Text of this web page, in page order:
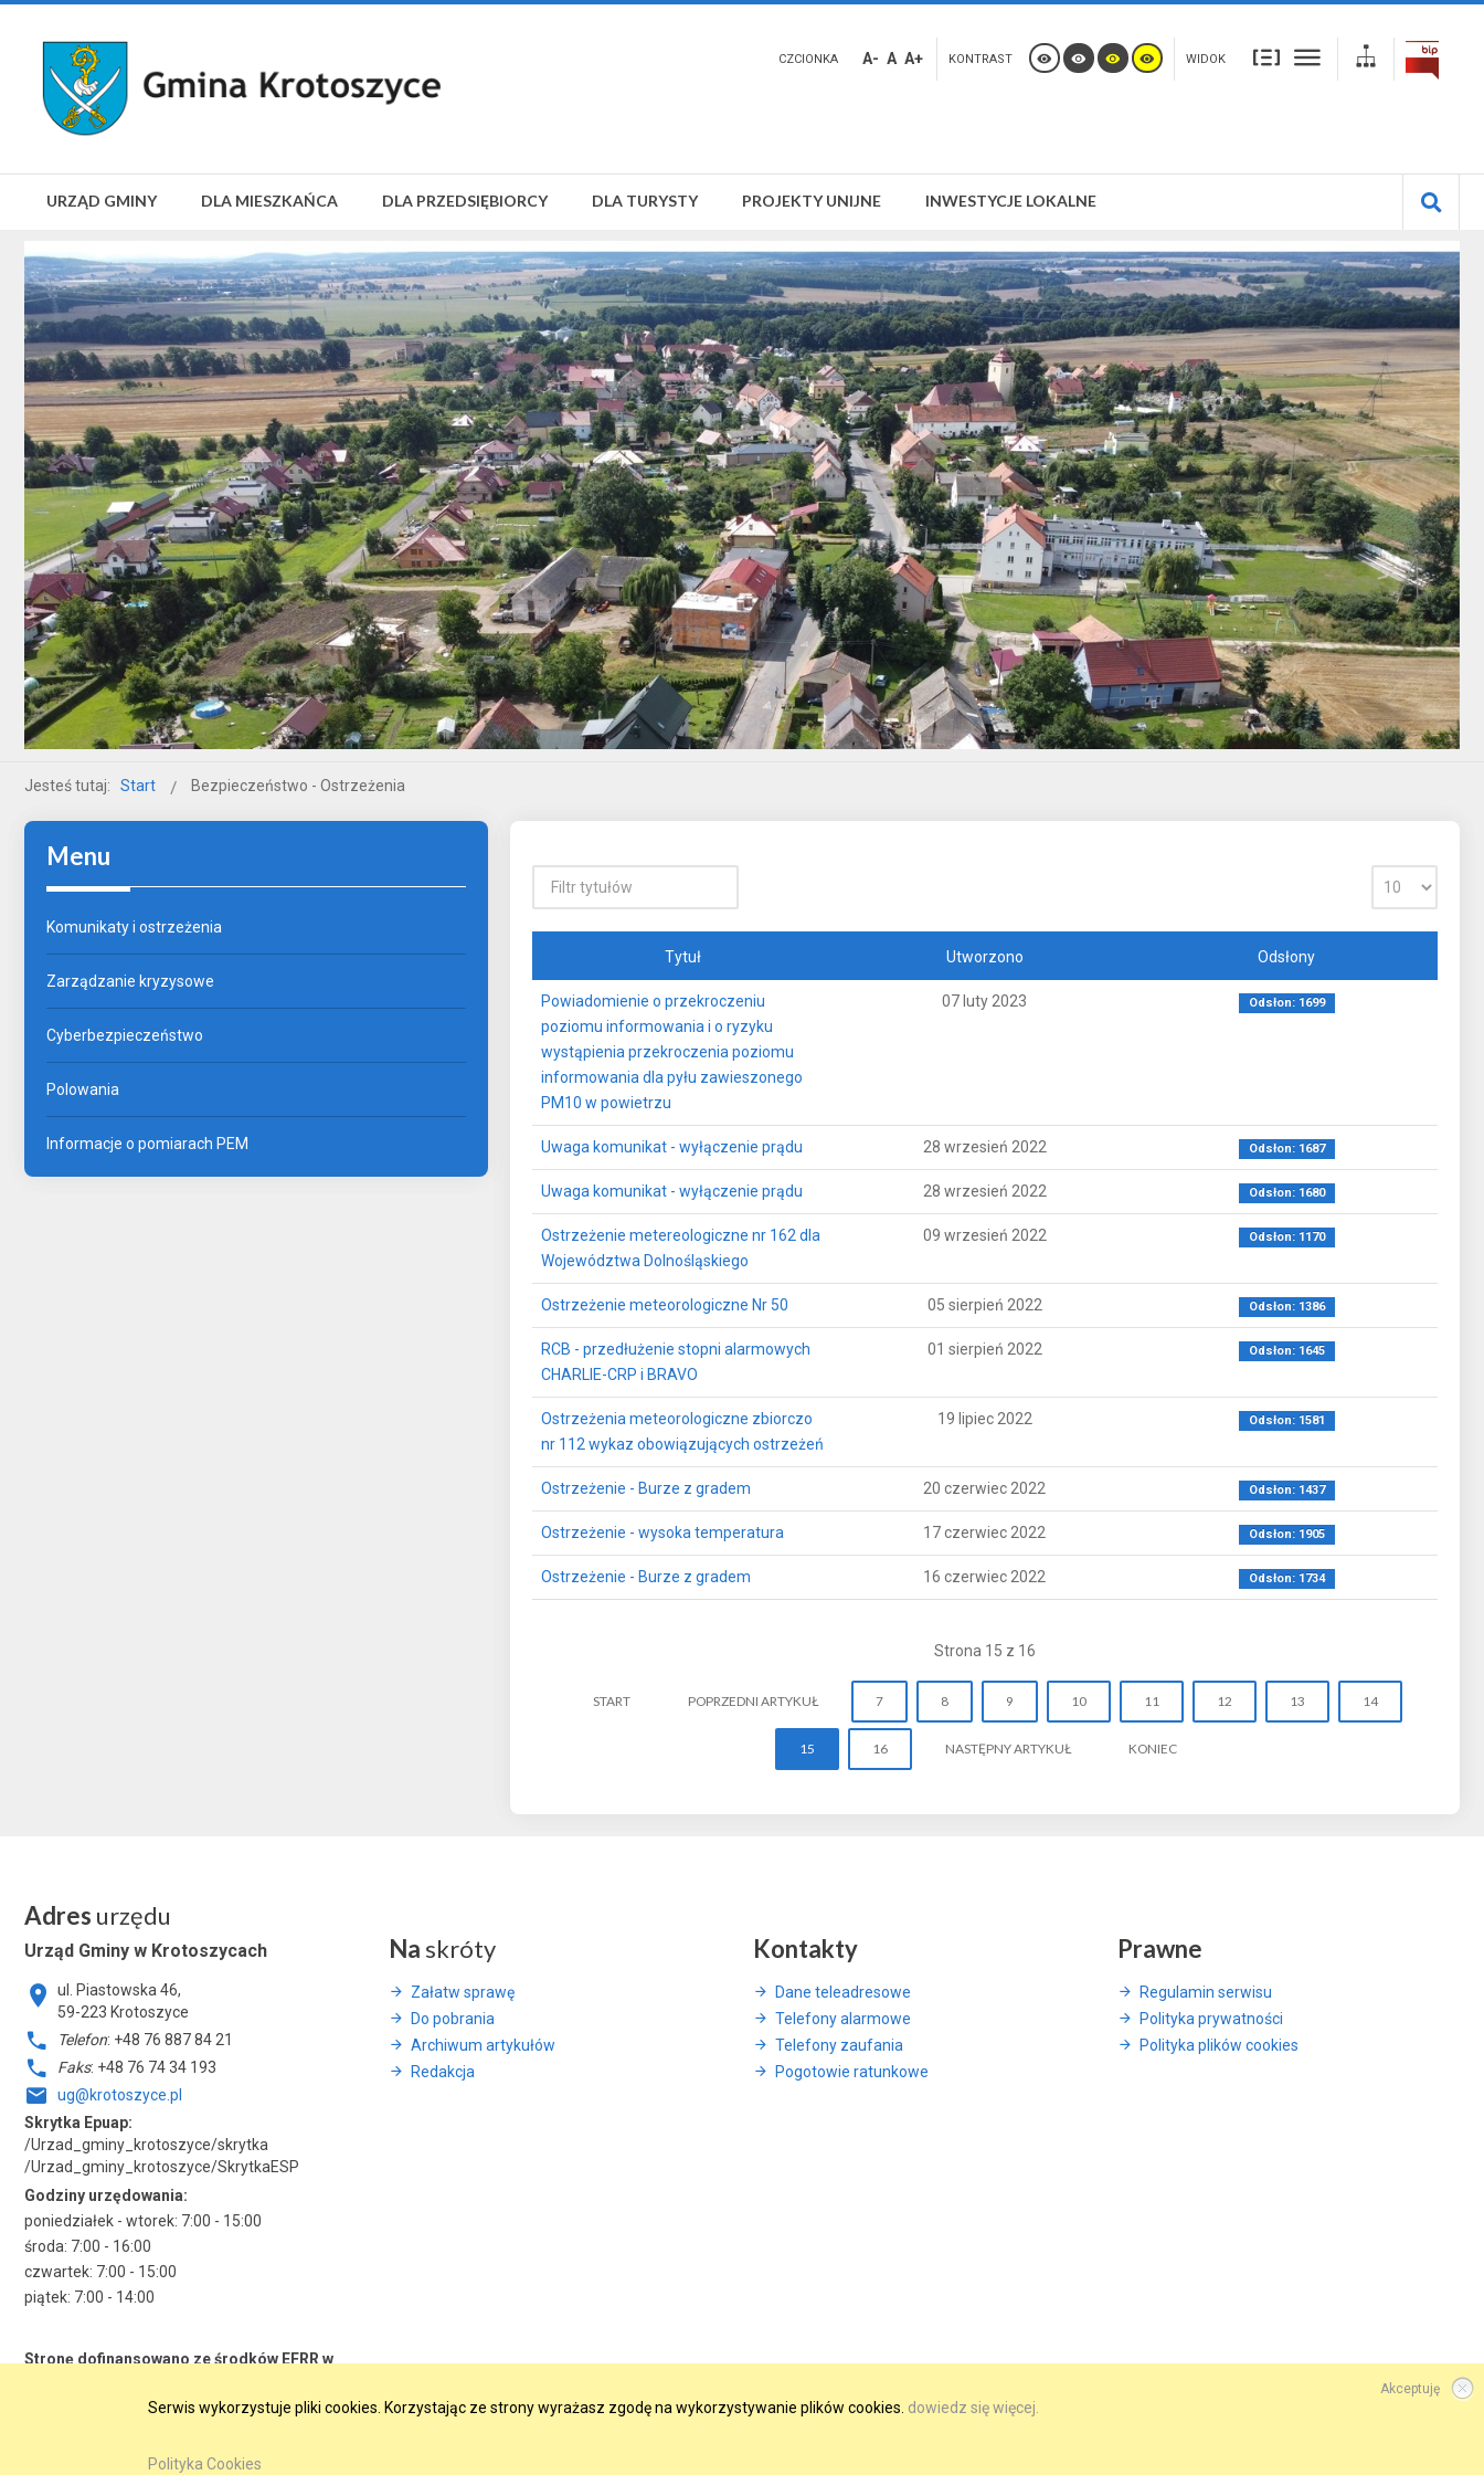
CZCIONKA A- A A+ KONTRAST WIDOK
URZĄD GMINY DLA MIESZKAŃCA DLA PRZEDSIĘBIORCY DLA TURYSTY PROJEKTY UNIJNE INWESTYCJE LOKALNE
Jesteś tutaj: Start Bezpieczeństwo - Ostrzeżenia
Tytuł Utworzono Odsłony
Powiadomienie o przekroczeniu
poziomu informowania i o ryzyku
wystąpienia przekroczenia poziomu
informowania dla pyłu zawieszonego
PM10 w powietrzu
07 luty 2023 Odsłon: 1699
Uwaga komunikat - wyłączenie prądu 28 wrzesień 2022 Odsłon: 1687
Uwaga komunikat - wyłączenie prądu 28 wrzesień 2022 Odsłon: 1680
Ostrzeżenie metereologiczne nr 162 dla
Województwa Dolnośląskiego
09 wrzesień 2022 Odsłon: 1170
Ostrzeżenie meteorologiczne Nr 50 05 sierpień 2022 Odsłon: 1386
RCB - przedłużenie stopni alarmowych
CHARLIE-CRP i BRAVO
01 sierpień 2022 Odsłon: 1645
Ostrzeżenia meteorologiczne zbiorczo
nr 112 wykaz obowiązujących ostrzeżeń
19 lipiec 2022 Odsłon: 1581
Ostrzeżenie - Burze z gradem 20 czerwiec 2022 Odsłon: 1437
Ostrzeżenie - wysoka temperatura 17 czerwiec 2022 Odsłon: 1905
Ostrzeżenie - Burze z gradem 16 czerwiec 2022 Odsłon: 1734
Strona 15 z 16
START POPRZEDNI ARTYKUŁ 7 8 9 10 11 12 13 14
15 16 NASTĘPNY ARTYKUŁ KONIEC
Menu
Komunikaty i ostrzeżenia
Zarządzanie kryzysowe
Cyberbezpieczeństwo
Polowania
Informacje o pomiarach PEM
Adres urzędu
Urząd Gminy w Krotoszycach
ul. Piastowska 46,
59-223 Krotoszyce
Telefon: +48 76 887 84 21
Faks: +48 76 74 34 193
ug@krotoszyce.pl
Skrytka Epuap:
/Urzad_gminy_krotoszyce/skrytka
/Urzad_gminy_krotoszyce/SkrytkaESP
Godziny urzędowania:
poniedziałek - wtorek: 7:00 - 15:00
środa: 7:00 - 16:00
czwartek: 7:00 - 15:00
piątek: 7:00 - 14:00
Stronę dofinansowano ze środków EFRR w
Na skróty
Załatw sprawę
Do pobrania
Archiwum artykułów
Redakcja
Kontakty
Dane teleadresowe
Telefony alarmowe
Telefony zaufania
Pogotowie ratunkowe
Prawne
Regulamin serwisu
Polityka prywatności
Polityka plików cookies
Akceptuję
Serwis wykorzystuje pliki cookies. Korzystając ze strony wyrażasz zgodę na wykorzystywanie plików cookies. dowiedz się więcej.
Polityka Cookies